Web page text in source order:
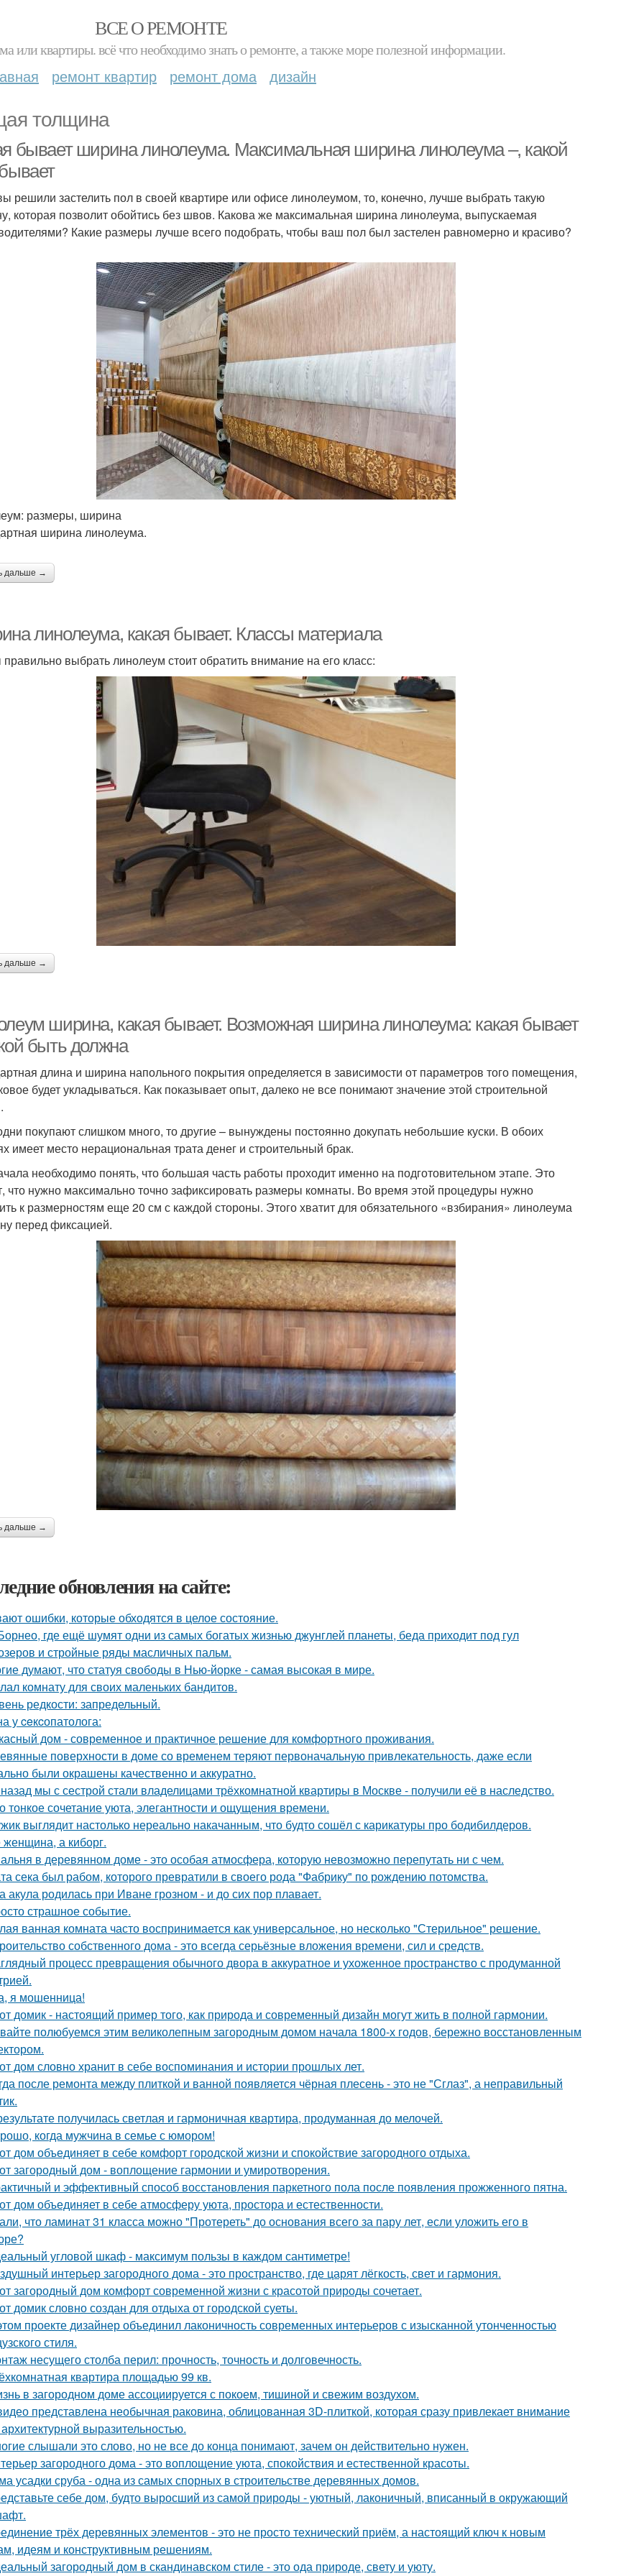
ВСЕ О РЕМОНТЕ
или квартиры. всё что необходимо знать о ремонте, а также море полезной информации.
ремонт квартир ремонт дома дизайн
толщина
бывает ширина линолеума. Максимальная ширина линолеума –, какой
решили застелить пол в своей квартире или офисе линолеумом, то, конечно, лучше выбрать такую
которая позволит обойтись без швов. Какова же максимальная ширина линолеума, выпускаемая
Какие размеры лучше всего подобрать, чтобы ваш пол был застелен равномерно и красиво?
размеры, ширина
ширина линолеума.
дальше →
линолеума, какая бывает. Классы материала
выбрать линолеум стоит обратить внимание на его класс:
дальше →
ширина, какая бывает. Возможная ширина линолеума: какая бывает
быть должна
длина и ширина напольного покрытия определяется в зависимости от параметров того помещения,
будет укладываться. Как показывает опыт, далеко не все понимают значение этой строительной
покупают слишком много, то другие – вынуждены постоянно докупать небольшие куски. В обоих
имеет место нерациональная трата денег и строительный брак.
необходимо понять, что большая часть работы проходит именно на подготовительном этапе. Это
что нужно максимально точно зафиксировать размеры комнаты. Во время этой процедуры нужно
к размерностям еще 20 см с каждой стороны. Этого хватит для обязательного «взбирания» линолеума
перед фиксацией.
дальше →
обновления на сайте:
ошибки, которые обходятся в целое состояние.
где ещё шумят одни из самых богатых жизнью джунглей планеты, беда приходит под гул
и стройные ряды масличных пальм.
думают, что статуя свободы в Нью-йорке - самая высокая в мире.
комнату для своих маленьких бандитов.
редкости: запредельный.
у ceкcопатолога:
дом - современное и практичное решение для комфортного проживания.
поверхности в доме со временем теряют первоначальную привлекательность, даже если
были окрашены качественно и аккуратно.
мы с сестрой стали владелицами трёхкомнатной квартиры в Москве - получили её в наследство.
тонкое сочетание уюта, элегантности и ощущения времени.
выглядит настолько нереально накачанным, что будто сошёл с карикатуры про бодибилдеров.
а киборг.
в деревянном доме - это особая атмосфера, которую невозможно перепутать ни с чем.
сека был рабом, которого превратили в своего рода "Фабрику" по рождению потомства.
акула родилась при Иване грозном - и до сих пор плавает.
страшное событие.
ванная комната часто воспринимается как универсальное, но несколько "Стерильное" решение.
собственного дома - это всегда серьёзные вложения времени, сил и средств.
процесс превращения обычного двора в аккуратное и ухоженное пространство с продуманной
я мошенница!
домик - настоящий пример того, как природа и современный дизайн могут жить в полной гармонии.
полюбуемся этим великолепным загородным домом начала 1800-х годов, бережно восстановленным
дом словно хранит в себе воспоминания и истории прошлых лет.
после ремонта между плиткой и ванной появляется чёрная плесень - это не "Сглаз", а неправильный
получилась светлая и гармоничная квартира, продуманная до мелочей.
когда мужчина в семье с юмором!
дом объединяет в себе комфорт городской жизни и спокойствие загородного отдыха.
загородный дом - воплощение гармонии и умиротворения.
и эффективный способ восстановления паркетного пола после появления прожженного пятна.
дом объединяет в себе атмосферу уюта, простора и естественности.
что ламинат 31 класса можно "Протереть" до основания всего за пару лет, если уложить его в
угловой шкаф - максимум пользы в каждом сантиметре!
интерьер загородного дома - это пространство, где царят лёгкость, свет и гармония.
загородный дом комфорт современной жизни с красотой природы сочетает.
домик словно создан для отдыха от городской суеты.
проекте дизайнер объединил лаконичность современных интерьеров с изысканной утонченностью
стиля.
несущего столба перил: прочность, точность и долговечность.
квартира площадью 99 кв.
в загородном доме ассоциируется с покоем, тишиной и свежим воздухом.
представлена необычная раковина, облицованная 3D-плиткой, которая сразу привлекает внимание
выразительностью.
слышали это слово, но не все до конца понимают, зачем он действительно нужен.
загородного дома - это воплощение уюта, спокойствия и естественной красоты.
усадки сруба - одна из самых спорных в строительстве деревянных домов.
себе дом, будто выросший из самой природы - уютный, лаконичный, вписанный в окружающий
трёх деревянных элементов - это не просто технический приём, а настоящий ключ к новым
идеям и конструктивным решениям.
загородный дом в скандинавском стиле - это ода природе, свету и уюту.